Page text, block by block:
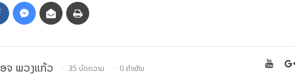
ອຈ ພວງແກ້ວ 35 ບົດຄວາມ 0 ຄຳເຫັນ